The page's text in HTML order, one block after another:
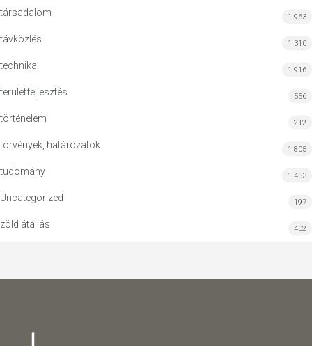
társadalom 1 963
távközlés 1 310
technika 1 916
területfejlesztés 556
történelem 212
törvények, határozatok 1 805
tudomány 1 453
Uncategorized 197
zöld átállás 402